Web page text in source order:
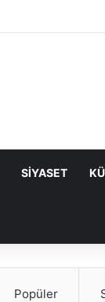
SIYASET
Popüler